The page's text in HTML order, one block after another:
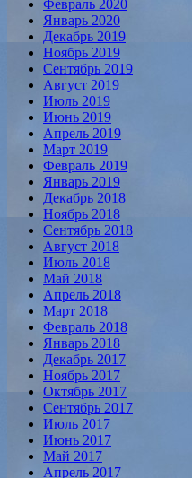
Февраль 2020
Январь 2020
Декабрь 2019
Ноябрь 2019
Сентябрь 2019
Август 2019
Июль 2019
Июнь 2019
Апрель 2019
Март 2019
Февраль 2019
Январь 2019
Декабрь 2018
Ноябрь 2018
Сентябрь 2018
Август 2018
Июль 2018
Май 2018
Апрель 2018
Март 2018
Февраль 2018
Январь 2018
Декабрь 2017
Ноябрь 2017
Октябрь 2017
Сентябрь 2017
Июль 2017
Июнь 2017
Май 2017
Апрель 2017